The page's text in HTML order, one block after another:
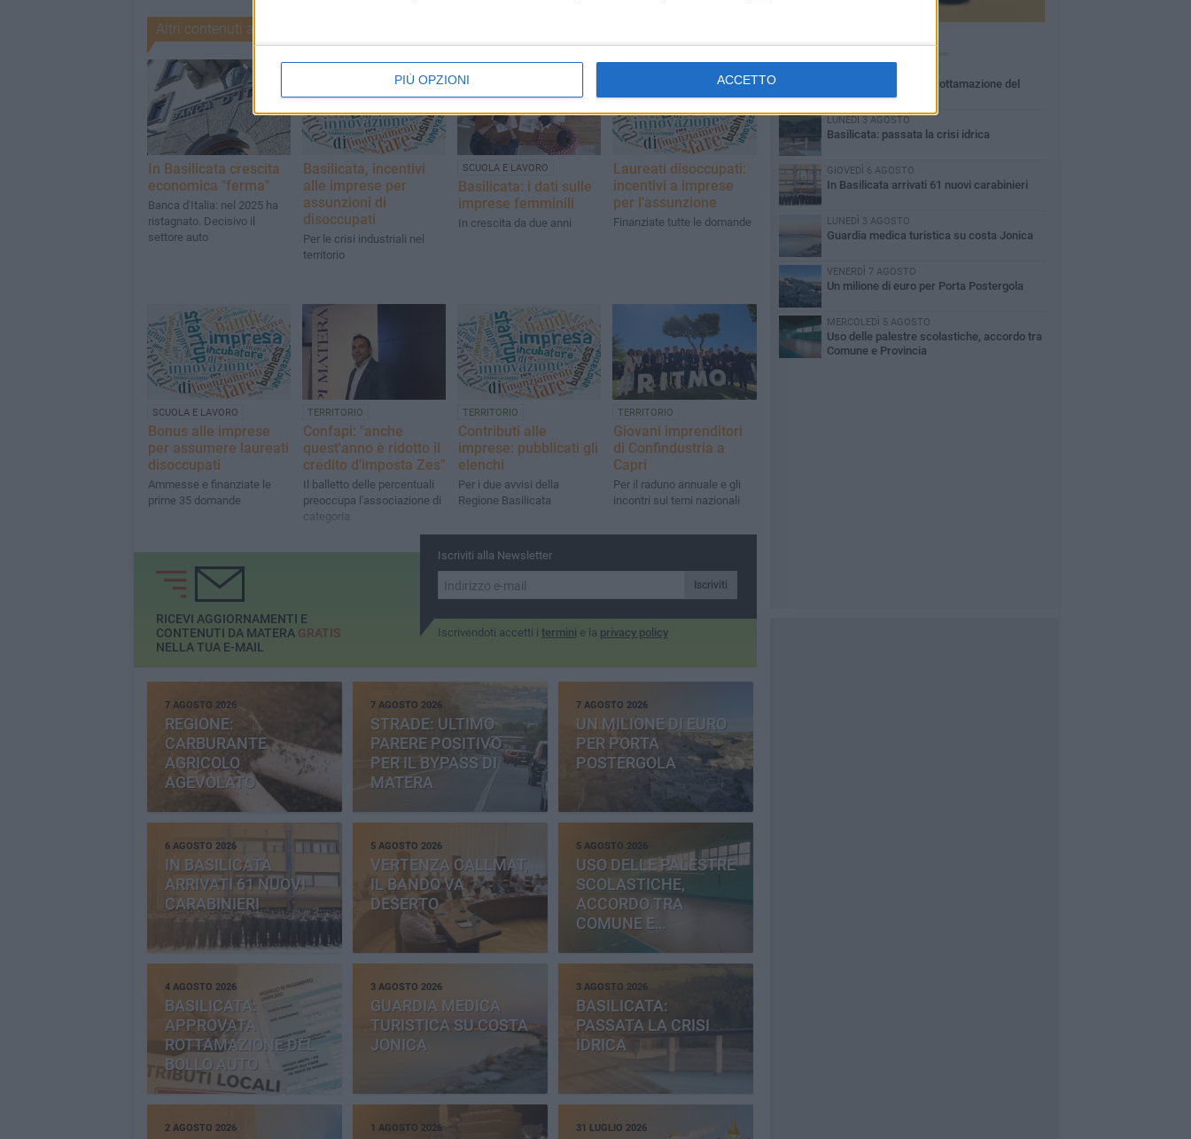
PIÙ OPZIONI ACCETTO
Altri contenuti a tema
In Basilicata crescita
economica "ferma"
Banca d'Italia: nel 2025 ha
ristagnato. Decisivo il
settore auto
Basilicata, incentivi
alle imprese per
assunzioni di
disoccupati
Per le crisi industriali nel
territorio
SCUOLA E LAVORO
Basilicata: i dati sulle
imprese femminili
In crescita da due anni
Laureati disoccupati:
incentivi a imprese
per l'assunzione
Finanziate tutte le domande
SCUOLA E LAVORO
Bonus alle imprese
per assumere laureati
disoccupati
Ammesse e finanziate le
prime 35 domande
TERRITORIO
Confapi: "anche
quest'anno è ridotto il
credito d'imposta Zes"
Il balletto delle percentuali
preoccupa l'associazione di
categoria
TERRITORIO
Contributi alle
imprese: pubblicati gli
elenchi
Per i due avvisi della
Regione Basilicata
TERRITORIO
Giovani imprenditori
di Confindustria a
Capri
Per il raduno annuale e gli
incontri sui temi nazionali
Iscriviti alla Newsletter
Iscriviti
Iscrivendoti accetti i termini e la privacy policy
RICEVI AGGIORNAMENTI E
CONTENUTI DA MATERA GRATIS
NELLA TUA E-MAIL
7 AGOSTO 2026
REGIONE:
CARBURANTE
AGRICOLO
AGEVOLATO
7 AGOSTO 2026
STRADE: ULTIMO
PARERE POSITIVO
PER IL BYPASS DI
MATERA
7 AGOSTO 2026
UN MILIONE DI EURO
PER PORTA
POSTERGOLA
6 AGOSTO 2026
IN BASILICATA
ARRIVATI 61 NUOVI
CARABINIERI
5 AGOSTO 2026
VERTENZA CALLMAT,
IL BANDO VA
DESERTO
5 AGOSTO 2026
USO DELLE PALESTRE
SCOLASTICHE,
ACCORDO TRA
COMUNE E
PROVINCIA
4 AGOSTO 2026
BASILICATA:
APPROVATA
ROTTAMAZIONE DEL
BOLLO AUTO
3 AGOSTO 2026
GUARDIA MEDICA
TURISTICA SU COSTA
JONICA
3 AGOSTO 2026
BASILICATA:
PASSATA LA CRISI
IDRICA
2 AGOSTO 2026 1 AGOSTO 2026 31 LUGLIO 2026
PIÙ LETTI QUESTA SETTIMANA
Basilicata: approvata rottamazione del
bollo auto
LUNEDÌ 3 AGOSTO
Basilicata: passata la crisi idrica
GIOVEDÌ 6 AGOSTO
In Basilicata arrivati 61 nuovi carabinieri
LUNEDÌ 3 AGOSTO
Guardia medica turistica su costa Jonica
VENERDÌ 7 AGOSTO
Un milione di euro per Porta Postergola
MERCOLEDÌ 5 AGOSTO
Uso delle palestre scolastiche, accordo tra
Comune e Provincia